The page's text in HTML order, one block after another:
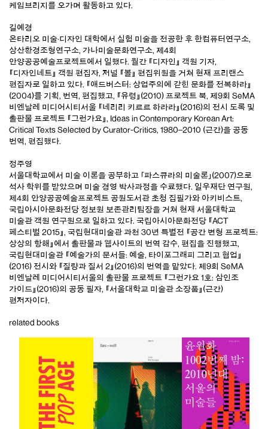
케임브리지를 오가며 활동하고 있다.
길예경
온타리오 미술·디자인 대학에서 실험 미술을 전공한 후 한컴퓨터연구소,
상산환경조형연구소, 가나미술문화연구소, 제4회
안양공공예술프로젝트에서 일했다. 월간 『디자인』 객원 기자,
『디자인네트』 객원 편집자, 저널 『볼』 편집위원을 거쳐 현재 프리랜스
편집자로 일하고 있다. 『애드버스터: 상업주의에 갇힌 문화를 전복하라』
(2004)를 기획, 번역, 편집했고, 『유령』(2010) 프로젝트 북, 제9회 SeMA
비엔날레 미디어시티서울 『네리리 키르르 하라라』(2016)의 전시 도록 및
출판물 프로젝트 『그런가요』, Ideas in Contemporary Korean Art:
Critical Texts Selected by Curator-Critics, 1980–2010 (근간)을 공동
번역, 편집했다.
정주영
서울대학교에서 미술 이론을 공부하고 「파스큐라의 미술론」(2007)으로
석사 학위를 받았으며 미술 경영 박사과정을 수료했다. 일우재단 연구원,
제4회 안양공공예술프로젝트 공원도서관 초청 집필가와 아키비스트,
국립아시아문화전당 정보원 보존관리팀장을 거쳐 현재 서울대학교
미술관 객원 연구원으로 일하고 있다. 국립아시아문화전당 『ACT
페스티벌 2015』, 국립현대미술관 과천 30년 특별전 『공간 변형 프로젝트:
상상의 항해』에서 출판물과 웹사이트의 번역 감수, 편집을 진행했고,
국립현대미술관 『예술가의 문서들: 예술, 타이포그래피 그리고 협업』
(2016) 전시와 『질량과 질서 2』(2016)의 번역을 맡았다. 제9회 SeMA
비엔날레 미디어시티서울의 출판물 프로젝트 『그런가요 1호: 삼인조
가이드』(2016)의 공동 필자, 『서울대학교 미술관 소장품』(근간)
편저자이다.
related books